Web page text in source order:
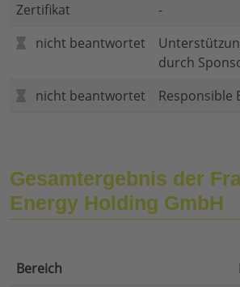
Zertifikat
-
nicht beantwortet
durch
nicht beantwortet
Responsible
Gesamtergebnis der
Energy Holding GmbH
Bereich